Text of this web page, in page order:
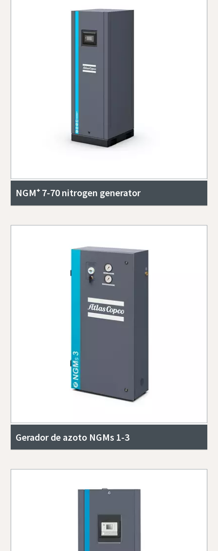
NGM⁺ 7-70 nitrogen generator
Gerador de azoto NGMs 1-3